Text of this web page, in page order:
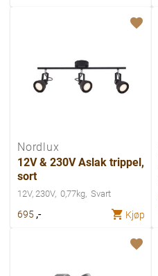
Nordlux
12V & 230V Aslak trippel,
sort
12V, 230V 0,77kg Svart
695 ,- Kjøp